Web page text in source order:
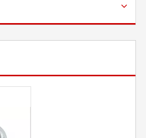
花篮